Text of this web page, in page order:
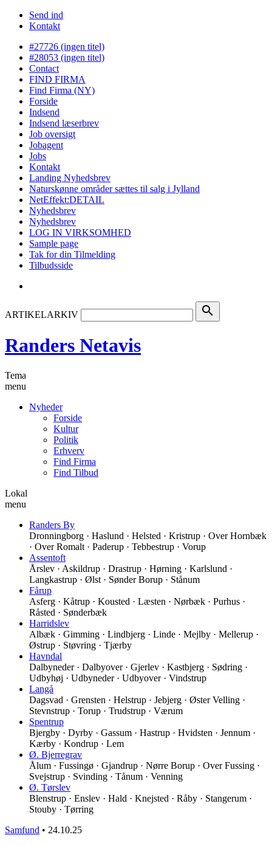
Send ind
Kontakt
#27726 (ingen titel)
#28053 (ingen titel)
Contact
FIND FIRMA
Find Firma (NY)
Forside
Indsend
Indsend læserbrev
Job oversigt
Jobagent
Jobs
Kontakt
Landing Nyhedsbrev
Naturskønne områder sættes til salg i Jylland
NetEffekt:DETAIL
Nyhedsbrev
Nyhedsbrev
LOG IN VIRKSOMHED
Sample page
Tak for din Tilmelding
Tilbudsside
ARTIKELARKIV search
Randers Netavis
Tema
menu
Nyheder
Forside
Kultur
Politik
Erhverv
Find Firma
Find Tilbud
Lokal
menu
Randers By
Dronningborg · Haslund · Helsted · Kristrup · Over Hornbæk
· Over Romalt · Paderup · Tebbestrup · Vorup
Assentoft
Årslev · Askildrup · Drastrup · Hørning · Karlslund ·
Langkastrup · Ølst · Sønder Borup · Stånum
Fårup
Asferg · Kåtrup · Kousted · Læsten · Nørbæk · Purhus ·
Råsted · Sønderbæk
Harridslev
Albæk · Gimming · Lindbjerg · Linde · Mejlby · Mellerup ·
Østrup · Støvring · Tjærby
Havndal
Dalbyneder · Dalbyover · Gjerlev · Kastbjerg · Sødring ·
Udbyhøj · Udbyneder · Udbyover · Vindstrup
Langå
Dagsvad · Grensten · Helstrup · Jebjerg · Øster Velling ·
Stevnstrup · Torup · Trudstrup · Værum
Spentrup
Bjergby · Dyrby · Gassum · Hastrup · Hvidsten · Jennum ·
Kærby · Kondrup · Lem
Ø. Bjerregrav
Ålum · Fussingø · Gjandrup · Nørre Borup · Over Fussing ·
Svejstrup · Svinding · Tånum · Venning
Ø. Tørslev
Blenstrup · Enslev · Hald · Knejsted · Råby · Stangerum ·
Stouby · Tørring
Samfund • 24.10.25